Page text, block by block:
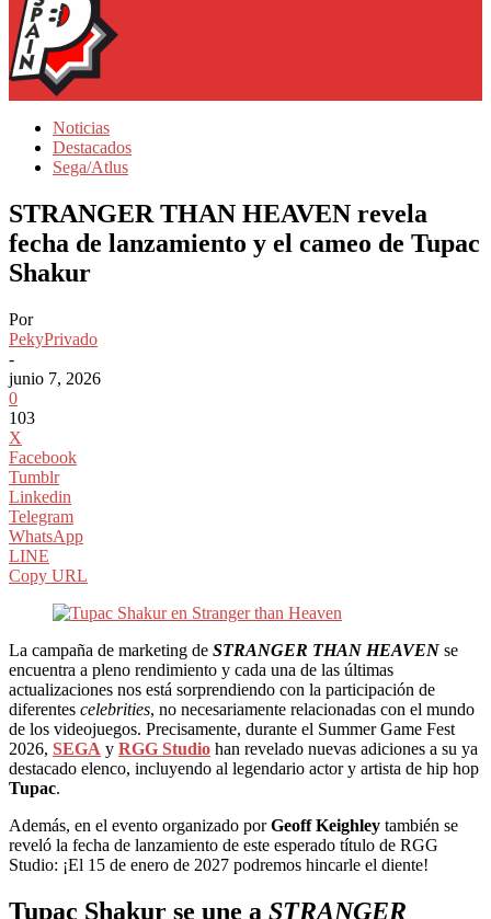
Noticias
Destacados
Sega/Atlus
STRANGER THAN HEAVEN revela
fecha de lanzamiento y el cameo de Tupac
Shakur
Por
PekyPrivado
-
junio 7, 2026
0
103
X
Facebook
Tumblr
Linkedin
Telegram
WhatsApp
LINE
Copy URL
La campaña de marketing de STRANGER THAN HEAVEN se
encuentra a pleno rendimiento y cada una de las últimas
actualizaciones nos está sorprendiendo con la participación de
diferentes celebrities, no necesariamente relacionadas con el mundo
de los videojuegos. Precisamente, durante el Summer Game Fest
2026, SEGA y RGG Studio han revelado nuevas adiciones a su ya
destacado elenco, incluyendo al legendario actor y artista de hip hop
Tupac.
Además, en el evento organizado porGeoff Keighley también se
reveló la fecha de lanzamiento de este esperado título de RGG
Studio: ¡El 15 de enero de 2027 podremos hincarle el diente!
Tupac Shakur se une a STRANGER